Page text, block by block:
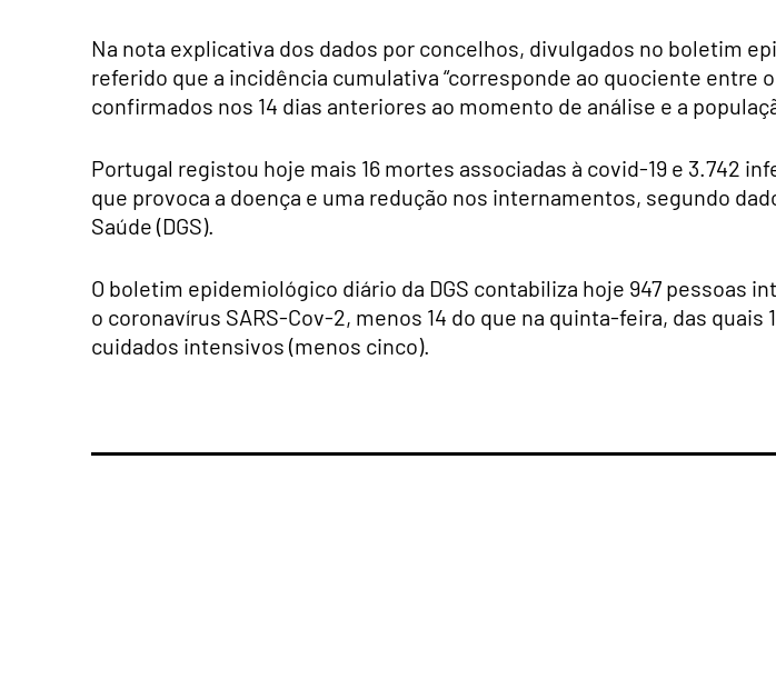
Na nota explicativa dos dados por concelhos, divulgados no boletim
referido que a incidência cumulativa “corresponde ao quociente entre
confirmados nos 14 dias anteriores ao momento de análise e a
Portugal registou hoje mais 16 mortes associadas à covid-19 e 3.742
que provoca a doença e uma redução nos internamentos, segundo
Saúde (DGS).
O boletim epidemiológico diário da DGS contabiliza hoje 947 pessoas
o coronavírus SARS-Cov-2, menos 14 do que na quinta-feira, das quais
cuidados intensivos (menos cinco).